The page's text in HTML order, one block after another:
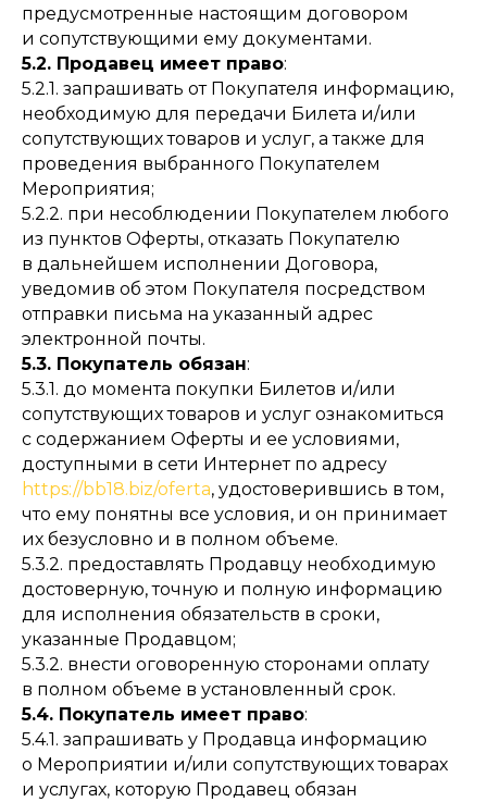
предусмотренные настоящим договором
и сопутствующими ему документами.
5.2. Продавец имеет право:
5.2.1. запрашивать от Покупателя информацию,
необходимую для передачи Билета и/или
сопутствующих товаров и услуг, а также для
проведения выбранного Покупателем
Мероприятия;
5.2.2. при несоблюдении Покупателем любого
из пунктов Оферты, отказать Покупателю
в дальнейшем исполнении Договора,
уведомив об этом Покупателя посредством
отправки письма на указанный адрес
электронной почты.
5.3. Покупатель обязан:
5.3.1. до момента покупки Билетов и/или
сопутствующих товаров и услуг ознакомиться
с содержанием Оферты и ее условиями,
доступными в сети Интернет по адресу
https://bb18.biz/oferta, удостоверившись в том,
что ему понятны все условия, и он принимает
их безусловно и в полном объеме.
5.3.2. предоставлять Продавцу необходимую
достоверную, точную и полную информацию
для исполнения обязательств в сроки,
указанные Продавцом;
5.3.2. внести оговоренную сторонами оплату
в полном объеме в установленный срок.
5.4. Покупатель имеет право:
5.4.1. запрашивать у Продавца информацию
о Мероприятии и/или сопутствующих товарах
и услугах, которую Продавец обязан